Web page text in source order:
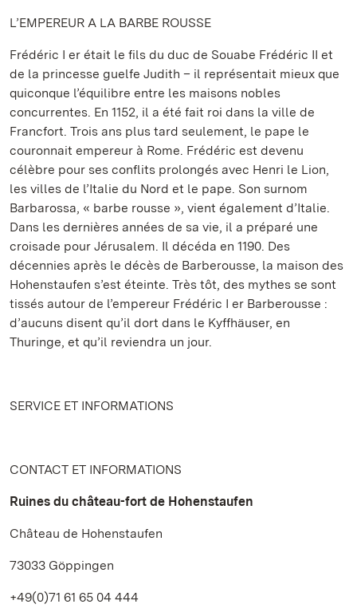
L’EMPEREUR A LA BARBE ROUSSE
Frédéric I er était le fils du duc de Souabe Frédéric II et
de la princesse guelfe Judith – il représentait mieux que
quiconque l’équilibre entre les maisons nobles
concurrentes. En 1152, il a été fait roi dans la ville de
Francfort. Trois ans plus tard seulement, le pape le
couronnait empereur à Rome. Frédéric est devenu
célèbre pour ses conflits prolongés avec Henri le Lion,
les villes de l’Italie du Nord et le pape. Son surnom
Barbarossa, « barbe rousse », vient également d’Italie.
Dans les dernières années de sa vie, il a préparé une
croisade pour Jérusalem. Il décéda en 1190. Des
décennies après le décès de Barberousse, la maison des
Hohenstaufen s’est éteinte. Très tôt, des mythes se sont
tissés autour de l’empereur Frédéric I er Barberousse :
d’aucuns disent qu’il dort dans le Kyffhäuser, en
Thuringe, et qu’il reviendra un jour.
SERVICE ET INFORMATIONS
CONTACT ET INFORMATIONS
Ruines du château-fort de Hohenstaufen
Château de Hohenstaufen
73033 Göppingen
+49(0)71 61 65 04 444